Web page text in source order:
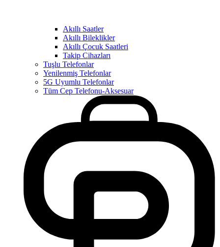
Akıllı Saatler
Akıllı Bileklikler
Akıllı Çocuk Saatleri
Takip Cihazları
Tuşlu Telefonlar
Yenilenmiş Telefonlar
5G Uyumlu Telefonlar
Tüm Cep Telefonu-Aksesuar